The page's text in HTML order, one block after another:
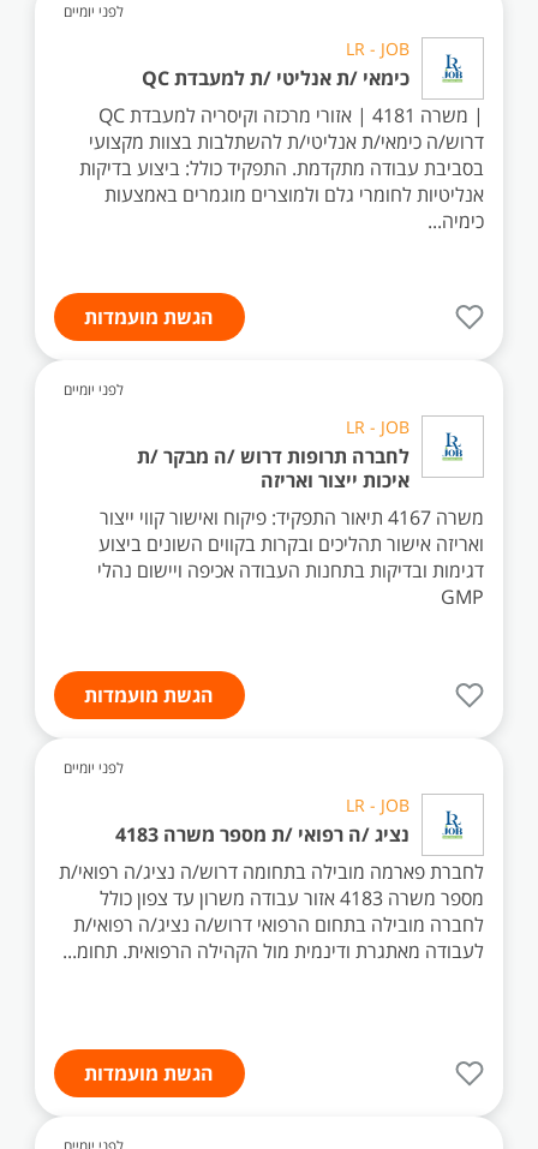
לפני יומיים
LR - JOB
כימאי /ת אנליטי /ת למעבדת QC
| משרה 4181 | אזורי מרכזה וקיסריה למעבדת QC
דרוש/ה כימאי/ת אנליטי/ת להשתלבות בצוות מקצועי
בסביבת עבודה מתקדמת. התפקיד כולל: ביצוע בדיקות
אנליטיות לחומרי גלם ולמוצרים מוגמרים באמצעות
כימיה...
הגשת מועמדות
לפני יומיים
LR - JOB
לחברה תרופות דרוש /ה מבקר /ת
איכות ייצור ואריזה
משרה 4167 תיאור התפקיד: פיקוח ואישור קווי ייצור
ואריזה אישור תהליכים ובקרות בקווים השונים ביצוע
דגימות ובדיקות בתחנות העבודה אכיפה ויישום נהלי
GMP
הגשת מועמדות
לפני יומיים
LR - JOB
נציג /ה רפואי /ת מספר משרה 4183
לחברת פארמה מובילה בתחומה דרוש/ה נציג/ה רפואי/ת
מספר משרה 4183 אזור עבודה משרון עד צפון כולל
לחברה מובילה בתחום הרפואי דרוש/ה נציג/ה רפואי/ת
לעבודה מאתגרת ודינמית מול הקהילה הרפואית. תחומ...
הגשת מועמדות